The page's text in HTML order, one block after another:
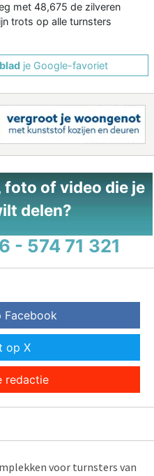
met 48,675 de zilveren
trots op alle turnsters
je Google-favoriet
foto of video die je
delen?
- 574 71 321
Facebook
op X
redactie
voor turnsters van